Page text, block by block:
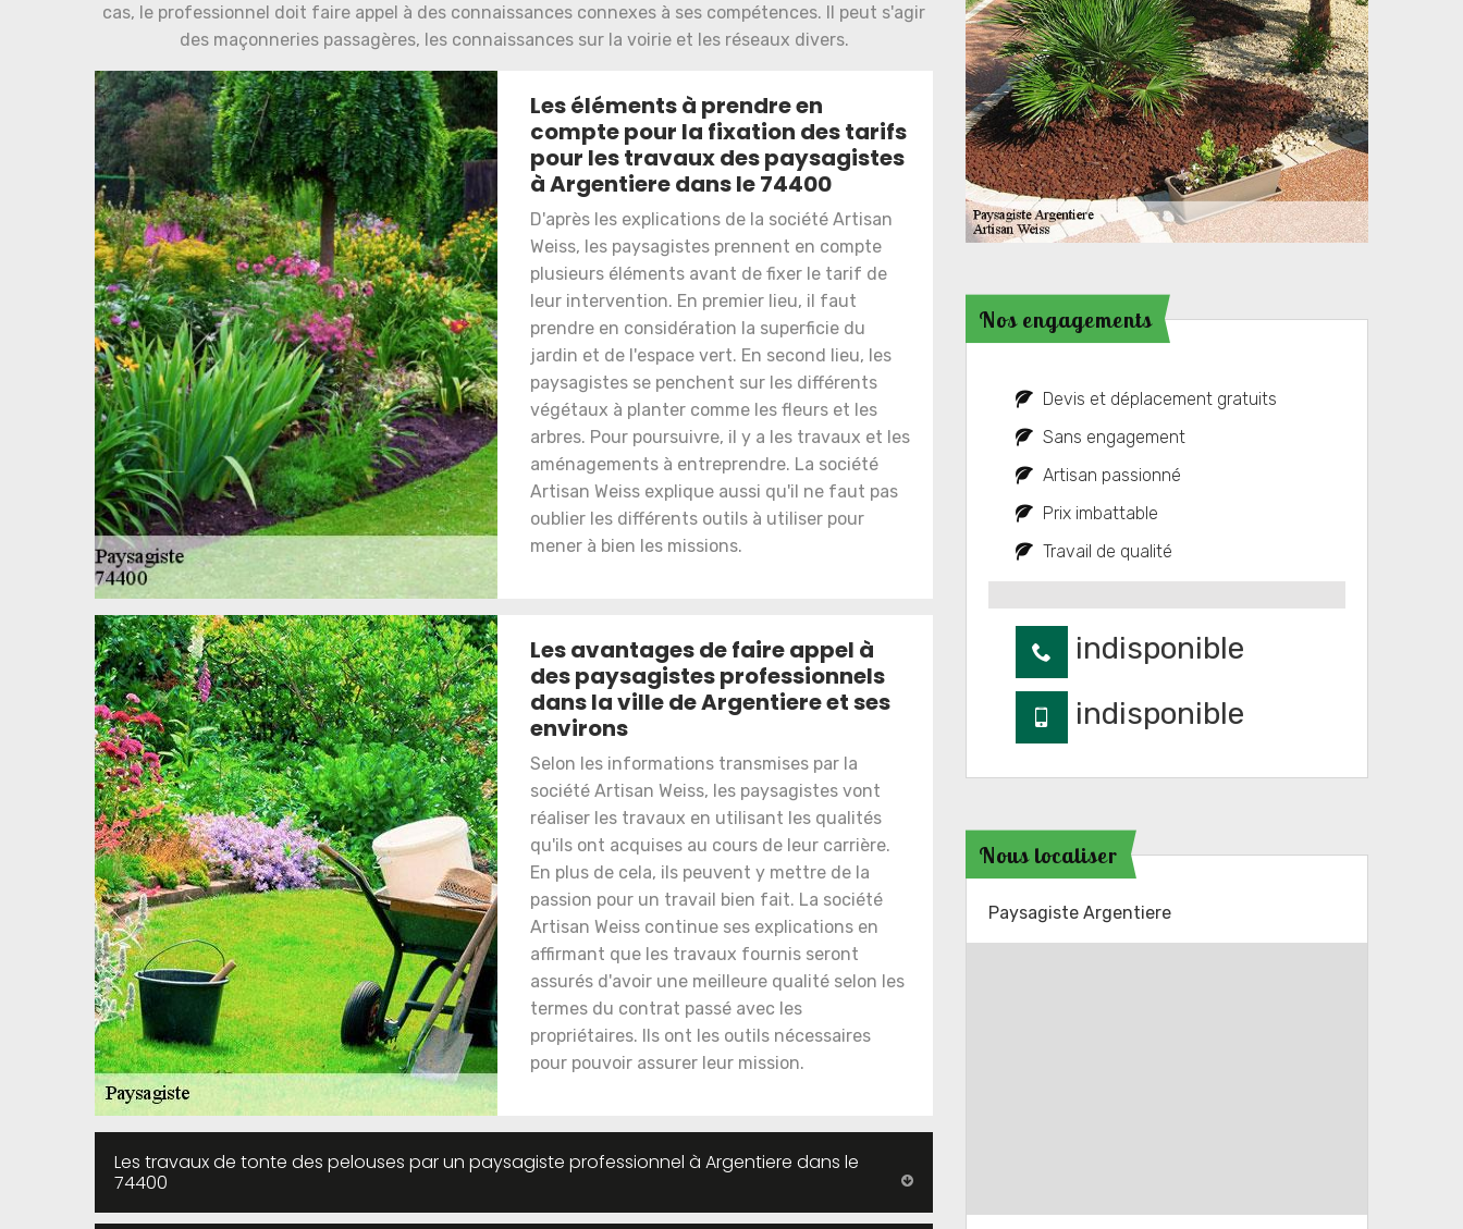
cas, le professionnel doit faire appel à des connaissances connexes à ses compétences. Il peut s'agir
des maçonneries passagères, les connaissances sur la voirie et les réseaux divers.
Les éléments à prendre en
compte pour la fixation des tarifs
pour les travaux des paysagistes
à Argentiere dans le 74400
D'après les explications de la société Artisan
Weiss, les paysagistes prennent en compte
plusieurs éléments avant de fixer le tarif de
leur intervention. En premier lieu, il faut
prendre en considération la superficie du
jardin et de l'espace vert. En second lieu, les
paysagistes se penchent sur les différents
végétaux à planter comme les fleurs et les
arbres. Pour poursuivre, il y a les travaux et les
aménagements à entreprendre. La société
Artisan Weiss explique aussi qu'il ne faut pas
oublier les différents outils à utiliser pour
mener à bien les missions.
Les avantages de faire appel à
des paysagistes professionnels
dans la ville de Argentiere et ses
environs
Selon les informations transmises par la
société Artisan Weiss, les paysagistes vont
réaliser les travaux en utilisant les qualités
qu'ils ont acquises au cours de leur carrière.
En plus de cela, ils peuvent y mettre de la
passion pour un travail bien fait. La société
Artisan Weiss continue ses explications en
affirmant que les travaux fournis seront
assurés d'avoir une meilleure qualité selon les
termes du contrat passé avec les
propriétaires. Ils ont les outils nécessaires
pour pouvoir assurer leur mission.
Les travaux de tonte des pelouses par un paysagiste professionnel à Argentiere dans le
74400
Nos engagements
Devis et déplacement gratuits
Sans engagement
Artisan passionné
Prix imbattable
Travail de qualité
indisponible
indisponible
Nous localiser
Paysagiste Argentiere